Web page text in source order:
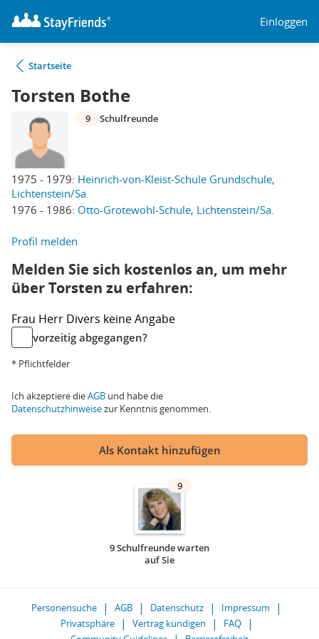
Einloggen
Startseite
Torsten Bothe
1975 - 1979: Heinrich-von-Kleist-Schule Grundschule,
Lichtenstein/Sa.
1976 - 1986: Otto-Grotewohl-Schule, Lichtenstein/Sa.
9 Schulfreunde
Profil melden
Melden Sie sich kostenlos an, um mehr
über Torsten zu erfahren:
Frau Herr Divers keine Angabe
vorzeitig abgegangen?
* Pflichtfelder
Ich akzeptiere dieAGB und habe die
Datenschutzhinweisezur Kenntnis genommen.
Als Kontakt hinzufügen
9
9 Schulfreunde warten
auf Sie
Personensuche AGB Datenschutz
Impressum
Privatsphäre
Vertrag kündigen
FAQ